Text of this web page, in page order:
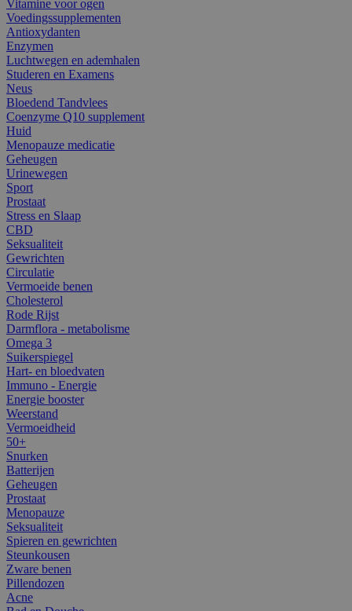
Vitamine voor ogen
Voedingssupplementen
Antioxydanten
Enzymen
Luchtwegen en ademhalen
Studeren en Examens
Neus
Bloedend Tandvlees
Coenzyme Q10 supplement
Huid
Menopauze medicatie
Geheugen
Urinewegen
Sport
Prostaat
Stress en Slaap
CBD
Seksualiteit
Gewrichten
Circulatie
Vermoeide benen
Cholesterol
Rode Rijst
Darmflora - metabolisme
Omega 3
Suikerspiegel
Hart- en bloedvaten
Immuno - Energie
Energie booster
Weerstand
Vermoeidheid
50+
Snurken
Batterijen
Geheugen
Prostaat
Menopauze
Seksualiteit
Spieren en gewrichten
Steunkousen
Zware benen
Pillendozen
Acne